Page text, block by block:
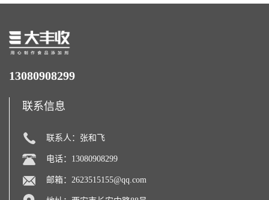
13080908299
联系信息
联系人：张和飞
电话：13080908299
邮箱： 2623515155@qq.com